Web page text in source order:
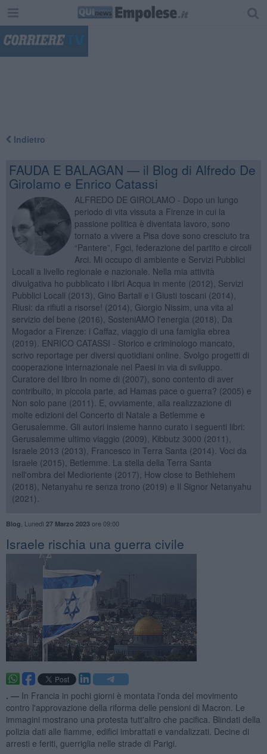
Indietro
FAUDA E BALAGAN — il Blog di Alfredo De
Girolamo e Enrico Catassi
ALFREDO DE GIROLAMO - Dopo un lungo
periodo di vita vissuta a Firenze in cui la
passione politica è diventata lavoro, sono
tornato a vivere a Pisa dove sono cresciuto tra
“Pantere”, Fgci, federazione del partito e circoli
Arci. Mi occupo di ambiente e Servizi Pubblici
Locali a livello regionale e nazionale. Nella mia attività
divulgativa ho pubblicato i libri Acqua in mente (2012), Servizi
Pubblici Locali (2013), Gino Bartali e i Giusti toscani (2014),
Riusi: da rifiuti a risorse! (2014), Giorgio Nissim, una vita al
servizio del bene (2016), SosteniAMO l'energia (2018), Da
Mogador a Firenze: i Caffaz, viaggio di una famiglia ebrea
(2019). ENRICO CATASSI - Storico e criminologo mancato,
scrivo reportage per diversi quotidiani online. Svolgo progetti di
cooperazione internazionale nei Paesi in via di sviluppo.
Curatore del libro In nome di (2007), sono contento di aver
contribuito, in piccola parte, ad Hamas pace o guerra? (2005) e
Non solo pane (2011). E, ovviamente, alla realizzazione di
molte edizioni del Concerto di Natale a Betlemme e
Gerusalemme. Gli autori insieme hanno curato i seguenti libri:
Gerusalemme ultimo viaggio (2009), Kibbutz 3000 (2011),
Israele 2013 (2013), Francesco in Terra Santa (2014). Voci da
Israele (2015), Betlemme. La stella della Terra Santa
nell'ombra del Medioriente (2017), How close to Bethlehem
(2018), Netanyahu re senza trono (2019) e Il Signor Netanyahu
(2021).
Blog Lunedì 27 Marzo 2023ore 09:00
Israele rischia una guerra civile
. — In Francia in pochi giorni è montata l'onda del movimento
contro l'approvazione della riforma delle pensioni di Macron. Le
immagini mostrano una protesta tutt'altro che pacifica. Blindati della
polizia dati alle fiamme, edifici imbrattati e vandalizzati. Decine di
arresti e feriti, guerriglia nelle strade di Parigi.